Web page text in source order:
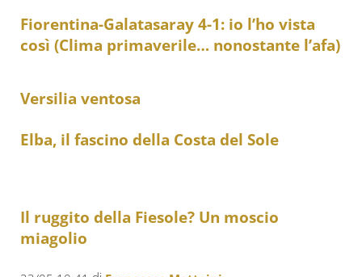
Fiorentina-Galatasaray 4-1: io l’ho vista
così (Clima primaverile… nonostante l’afa)
Versilia ventosa
Elba, il fascino della Costa del Sole
Il ruggito della Fiesole? Un moscio
miagolio